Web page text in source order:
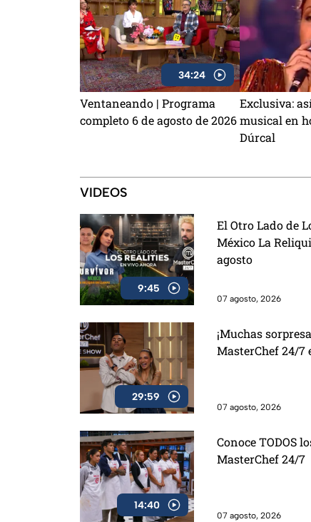
34:24
Ventaneando | Programa
completo 6 de agosto de 2026
Exclusiva:
musical en
Dúrcal
VIDEOS
9:45
El Otro Lado de
México La
agosto
07 agosto, 2026
29:59
¡Muchas
MasterChef 24/7
07 agosto, 2026
14:40
Conoce TODOS
MasterChef 24/7
07 agosto, 2026